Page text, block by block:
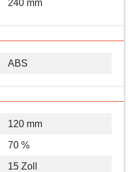
240 mm
ABS
120 mm
70 %
15 Zoll